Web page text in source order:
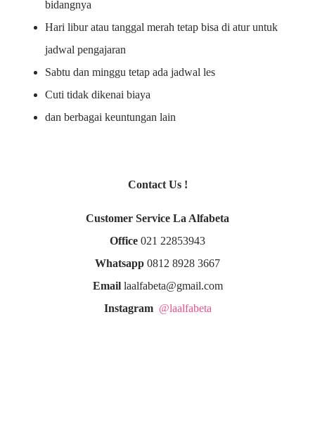
bidangnya
Hari libur atau tanggal merah tetap bisa di atur untuk
jadwal pengajaran
Sabtu dan minggu tetap ada jadwal les
Cuti tidak dikenai biaya
dan berbagai keuntungan lain
Contact Us !
Customer Service La Alfabeta
Office 021 22853943
Whatsapp 0812 8928 3667
Emaillaalfabeta@gmail.com
Instagram @laalfabeta